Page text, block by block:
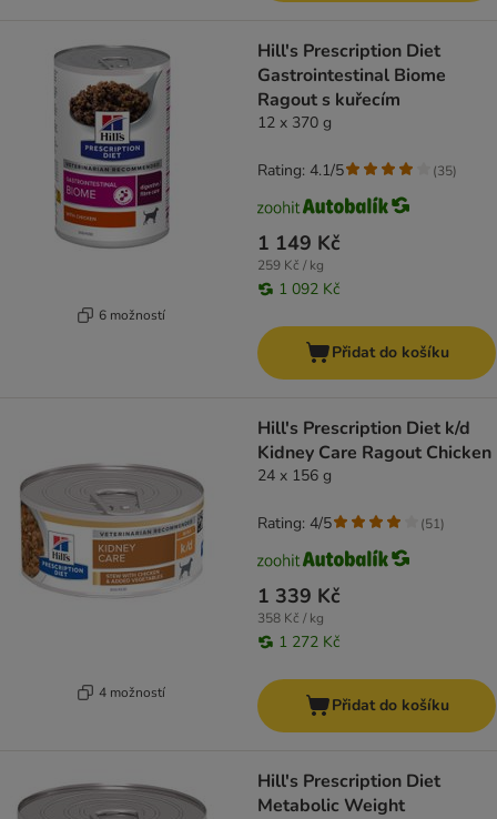
6 možností
Hill's Prescription Diet
Gastrointestinal Biome
Ragout s kuřecím
12 x 370 g
1 149 Kč
259 Kč / kg
1 092 Kč
Rating: 4.1/5 (35)
Přidat do košíku
4 možností
Hill's Prescription Diet k/d
Kidney Care Ragout Chicken
24 x 156 g
1 339 Kč
358 Kč / kg
1 272 Kč
Rating: 4/5 (51)
Přidat do košíku
Hill's Prescription Diet
Metabolic Weight